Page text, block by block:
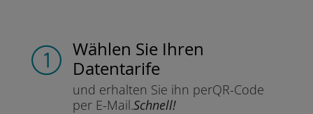
Wählen Sie Ihren
Datentarife
und erhalten Sie ihn perQR-Code
per E-Mail.Schnell!